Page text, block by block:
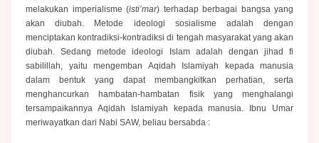
melakukan imperialisme (isti’mar) terhadap berbagai bangsa yang
akan diubah. Metode ideologi sosialisme adalah dengan
menciptakan kontradiksi-kontradiksi di tengah masyarakat yang akan
diubah. Sedang metode ideologi Islam adalah dengan jihad fi
sabilillah, yaitu mengemban Aqidah Islamiyah kepada manusia
dalam bentuk yang dapat membangkitkan perhatian, serta
menghancurkan hambatan-hambatan fisik yang menghalangi
tersampaikannya Aqidah Islamiyah kepada manusia. Ibnu Umar
meriwayatkan dari Nabi SAW, beliau bersabda :